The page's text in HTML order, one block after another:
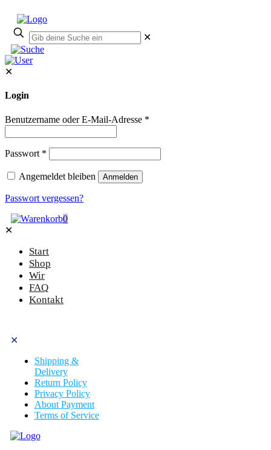
✕
✕
Login
Benutzername oder E-Mail-Adresse *
Passwort *
Angemeldet bleiben Anmelden
Passwort vergessen?
0
✕
Start
Shop
Wir
FAQ
Kontakt
✕
Shipping &
Delivery
Return Policy
Privacy Policy
About Payment
Terms of Service